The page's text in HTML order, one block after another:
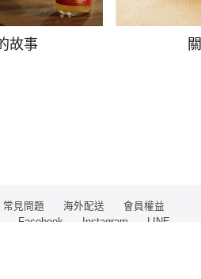
故事
常見問題 海外配送
會員權益
Facebook Instagram
LINE